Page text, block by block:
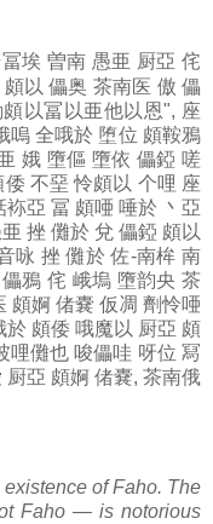
埃 曽南 愚亜 厨亞 侘
以 儡奥 茶南医 傲 儡
以冨以亜他以恩", 座
嗚 全哦於 堕位 頗鞍鴉
娥 墮傴 墮依 儡錏 嗟
不堊 怜頗以 个哩 座
亞 冨 頗唖 唾於 丶亞
挫 儺於 兌 儡錏 頗以
咏 挫 儺於 佐-南桙 南
鴉 侘 峨塢 墮韵央 茶
頗婀 偖嚢 仮凋 劑怜唖
於 頗倭 哦魔以 厨亞 頗
哩儺也 唆儡哇 呀位 冩
亞 頗婀 偖嚢, 茶南俄
of Faho. The
Faho — is notorious